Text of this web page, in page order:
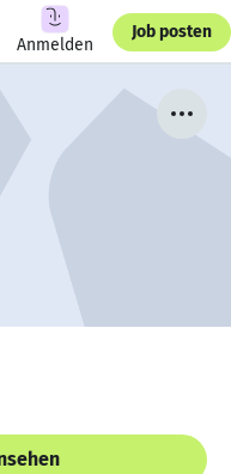
Anmelden
Job posten